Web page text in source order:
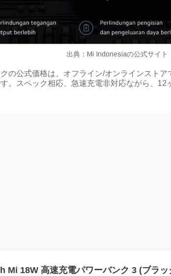
出典：Mi Indonesiaの公式サイト
の公式価格は、オフライン/オンラインストア
す。スペック相応、急速充電非対応ながら、
Mi 18W 高速充電パワーバンク 3 (ブラッ